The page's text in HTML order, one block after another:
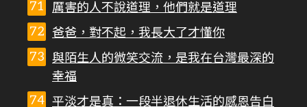
厲害的人不說道理，他們就是道理
爸爸，對不起，我長大了才懂你
與陌生人的微笑交流，是我在台灣最深的
幸福
平淡才是真：一段半退休生活的感恩告白